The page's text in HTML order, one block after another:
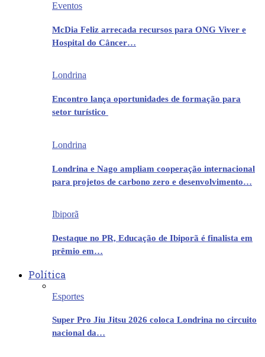
Eventos
McDia Feliz arrecada recursos para ONG Viver e
Hospital do Câncer…
Londrina
Encontro lança oportunidades de formação para
setor turístico
Londrina
Londrina e Nago ampliam cooperação internacional
para projetos de carbono zero e desenvolvimento…
Ibiporã
Destaque no PR, Educação de Ibiporã é finalista em
prêmio em…
Política
Esportes
Super Pro Jiu Jitsu 2026 coloca Londrina no circuito
nacional da…